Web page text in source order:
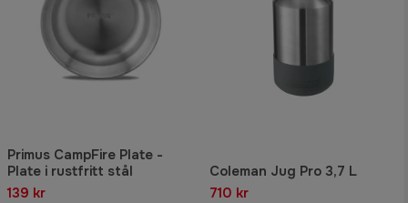
Primus CampFire Plate -
Plate i rustfritt stål
139 kr
Coleman Jug Pro 3,7 L
710 kr